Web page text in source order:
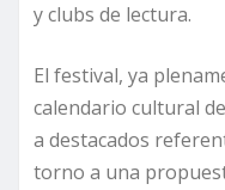
y clubs de lectura.
El festival, ya
calendario cultural
a destacados
torno a una